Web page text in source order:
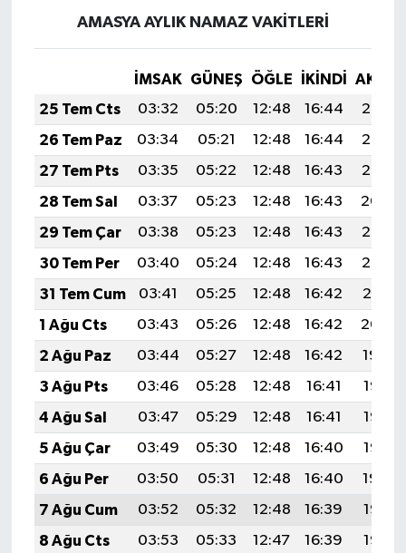
AMASYA AYLIK NAMAZ VAKITLERI
İMSAK GÜNEŞ ÖĞLE İKINDI
25 Tem Cts
03:32 05:20 12:48 16:44
20:07
26 Tem Paz
03:34 05:21 12:48 16:44
20:06
27 Tem Pts
03:35 05:22 12:48 16:43
20:05
28 Tem Sal
03:37 05:23 12:48 16:43
20:04
29 Tem Çar
03:38 05:23 12:48 16:43
20:03
30 Tem Per
03:40 05:24 12:48 16:43
20:02
31 Tem Cum
03:41 05:25 12:48 16:42
20:01
1 Ağu Cts
03:43 05:26 12:48 16:42
20:00
2 Ağu Paz
03:44 05:27 12:48 16:42
19:59
3 Ağu Pts
03:46 05:28 12:48 16:41
19:58
4 Ağu Sal
03:47 05:29 12:48 16:41
19:57
5 Ağu Çar
03:49 05:30 12:48 16:40
19:56
6 Ağu Per
03:50 05:31 12:48 16:40
19:54
7 Ağu Cum
03:52 05:32 12:48 16:39
19:53
8 Ağu Cts
03:53 05:33 12:47 16:39
19:52